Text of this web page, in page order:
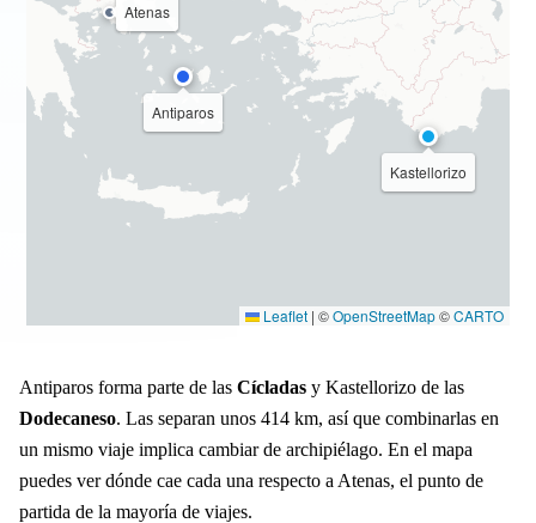
Antiparos
Kastellorizo
Atenas
Leaflet | ©OpenStreetMap©CARTO
Antiparos forma parte de las Cícladas y Kastellorizo de las
Dodecaneso. Las separan unos 414 km, así que combinarlas en
un mismo viaje implica cambiar de archipiélago. En el mapa
puedes ver dónde cae cada una respecto a Atenas, el punto de
partida de la mayoría de viajes.